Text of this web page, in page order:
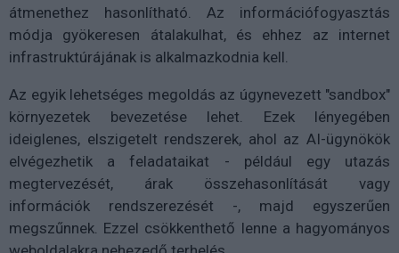
átmenethez hasonlítható. Az információfogyasztás
módja gyökeresen átalakulhat, és ehhez az internet
infrastruktúrájának is alkalmazkodnia kell.
Az egyik lehetséges megoldás az úgynevezett "sandbox"
környezetek bevezetése lehet. Ezek lényegében
ideiglenes, elszigetelt rendszerek, ahol az AI-ügynökök
elvégezhetik a feladataikat - például egy utazás
megtervezését, árak összehasonlítását vagy
információk rendszerezését -, majd egyszerűen
megszűnnek. Ezzel csökkenthető lenne a hagyományos